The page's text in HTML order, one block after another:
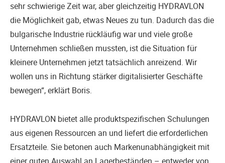
sehr schwierige Zeit war, aber gleichzeitig HYDRAVLON
die Möglichkeit gab, etwas Neues zu tun. Dadurch das die
bulgarische Industrie rückläufig war und viele große
Unternehmen schließen mussten, ist die Situation für
kleinere Unternehmen jetzt tatsächlich anreizend. Wir
wollen uns in Richtung stärker digitalisierter Geschäfte
bewegen“, erklärt Boris.
HYDRAVLON bietet alle produktspezifischen Schulungen
aus eigenen Ressourcen an und liefert die erforderlichen
Ersatzteile. Sie betonen auch Markenunabhängigkeit mit